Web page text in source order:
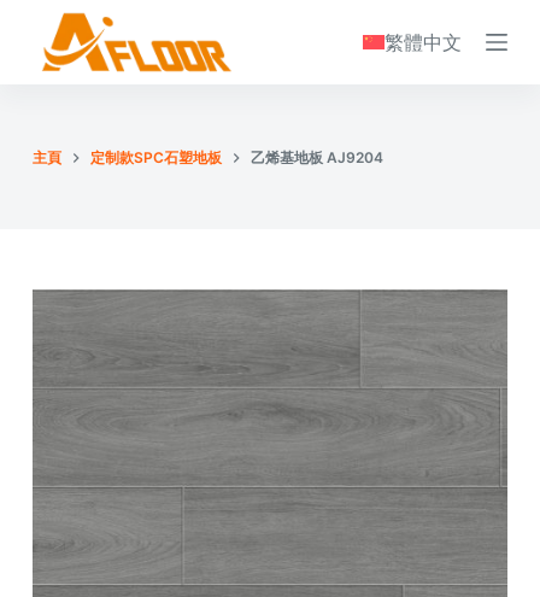
繁體中文
主頁 定制款SPC石塑地板 乙烯基地板 AJ9204